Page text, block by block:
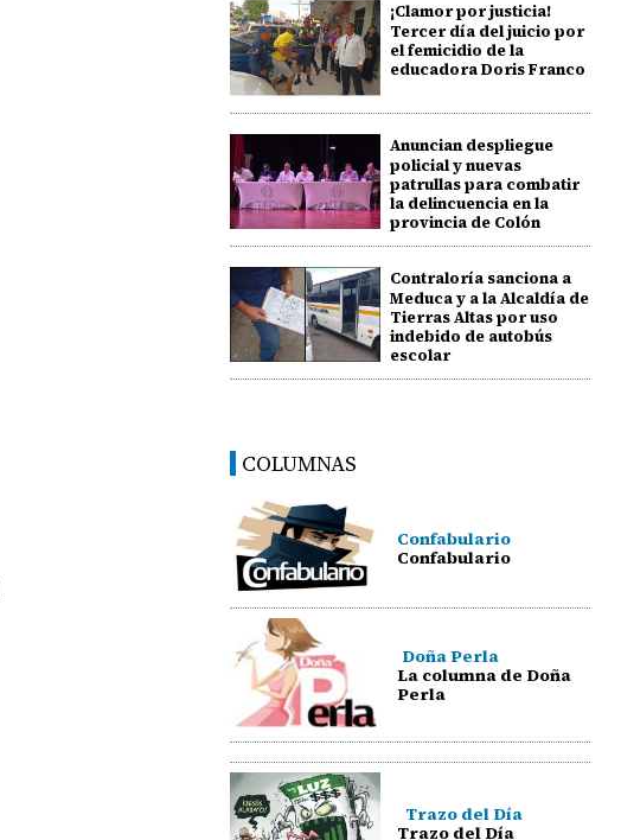
¡Clamor por justicia!
Tercer día del juicio por
el femicidio de la
educadora Doris Franco
Anuncian despliegue
policial y nuevas
patrullas para combatir
la delincuencia en la
provincia de Colón
Contraloría sanciona a
Meduca y a la Alcaldía de
Tierras Altas por uso
indebido de autobús
escolar
COLUMNAS
Confabulario
Confabulario
Doña Perla
La columna de Doña
Perla
Trazo del Día
Trazo del Día